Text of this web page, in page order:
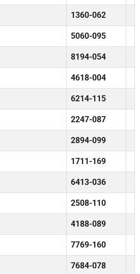
1360-062
5060-095
8194-054
4618-004
6214-115
2247-087
2894-099
1711-169
6413-036
2508-110
4188-089
7769-160
7684-078